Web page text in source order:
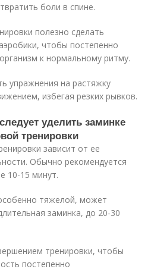
боли в спине.
полезно сделать
чтобы постепенно
к нормальному ритму.
упражнения на растяжку
избегая резких рывков.
уделить заминке
тренировки
зависит от ее
Обычно рекомендуется
10-15 минут.
тяжелой, может
заминка, до 20-30
тренировки, чтобы
постепенно